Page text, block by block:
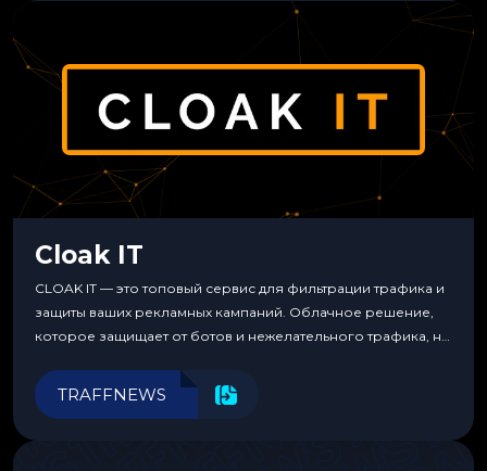
Cloak IT
CLOAK IT — это топовый сервис для фильтрации трафика и
защиты ваших рекламных кампаний. Облачное решение,
которое защищает от ботов и нежелательного трафика, не
программирования.
TRAFFNEWS